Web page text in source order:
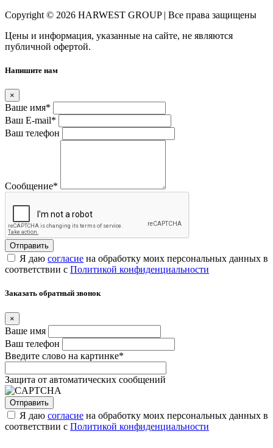
Copyright © 2026 HARWEST GROUP | Все права защищены
Цены и информация, указанные на сайте, не являются
публичной офертой.
Напишите нам
×
Ваше имя*
Ваш E-mail*
Ваш телефон
Сообщение*
Я даю согласие на обработку моих персональных данных в
соответствии с Политикой конфиденциальности
Заказать обратный звонок
×
Ваше имя
Ваш телефон
Введите слово на картинке*
Защита от автоматических сообщений
Я даю согласие на обработку моих персональных данных в
соответствии с Политикой конфиденциальности